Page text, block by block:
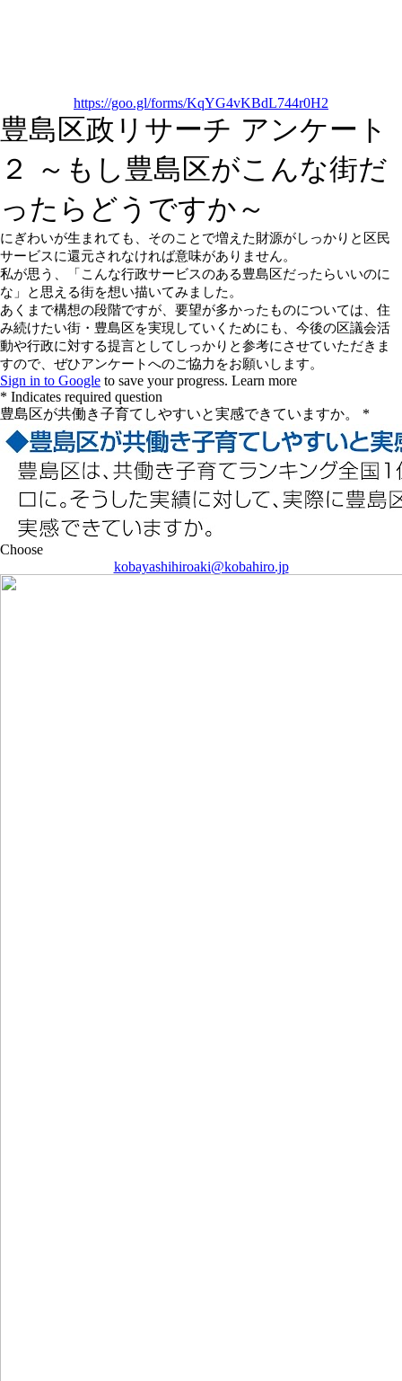
https://goo.gl/forms/KqYG4vKBdL744r0H2
kobayashihiroaki@kobahiro.jp